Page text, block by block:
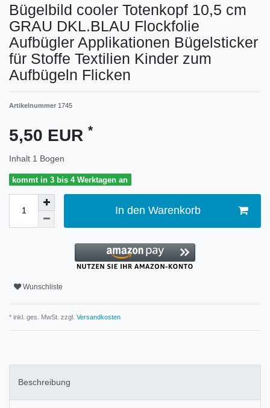
Bügelbild cooler Totenkopf 10,5 cm
GRAU DKL.BLAU Flockfolie
Aufbügler Applikationen Bügelsticker
für Stoffe Textilien Kinder zum
Aufbügeln Flicken
Artikelnummer 1745
5,50 EUR *
Inhalt 1 Bogen
kommt in 3 bis 4 Werktagen an
In den Warenkorb
Wunschliste
* inkl. ges. MwSt. zzgl. Versandkosten
Beschreibung